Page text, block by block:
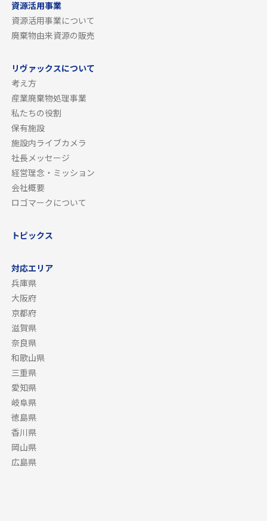
資源活用事業
資源活用事業について
廃棄物由来資源の販売
リヴァックスについて
考え方
産業廃棄物処理事業
私たちの役割
保有施設
施設内ライブカメラ
社長メッセージ
経営理念・ミッション
会社概要
ロゴマークについて
トピックス
対応エリア
兵庫県
大阪府
京都府
滋賀県
奈良県
和歌山県
三重県
愛知県
岐阜県
徳島県
香川県
岡山県
広島県